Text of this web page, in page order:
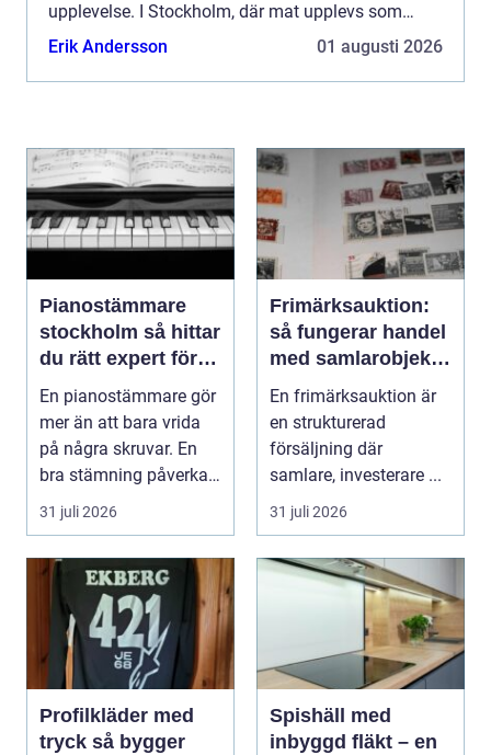
upplevelse. I Stockholm, där mat upplevs som
konst, har catering blivit ett populä...
Erik Andersson 01 augusti 2026
Pianostämmare
stockholm så hittar
du rätt expert för
ditt piano
En pianostämmare gör
mer än att bara vrida
på några skruvar. En
bra stämning påverkar
hur pianot låt...
31 juli 2026
Frimärksauktion:
så fungerar handel
med samlarobjekt i
praktiken
En frimärksauktion är
en strukturerad
försäljning där
samlare, investerare ...
31 juli 2026
Profilkläder med
tryck så bygger
Spishäll med
inbyggd fläkt – en